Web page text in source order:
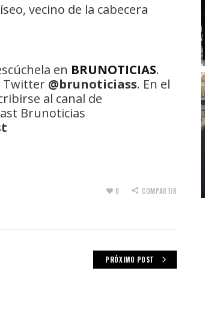
vecino de la cabecera
en BRUNOTICIAS.
Twitter @brunoticiass. En el
al canal de
Brunoticias
0 COMPARTIR
PRÓXIMO POST